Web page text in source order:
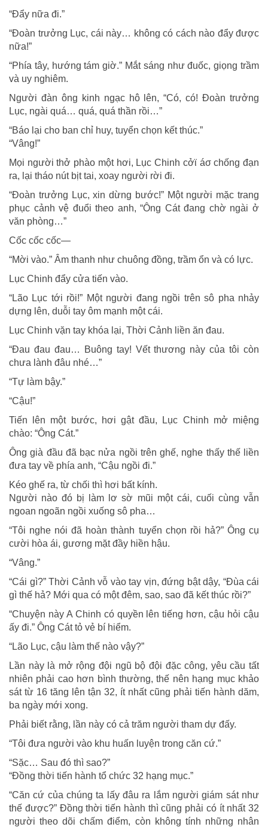
“Đẩy nữa đi.”
“Đoàn trưởng Lục, cái này… không có cách nào đẩy được
nữa!”
“Phía tây, hướng tám giờ.” Mắt sáng như đuốc, giọng trầm
và uy nghiêm.
Người đàn ông kinh ngạc hô lên, “Có, có! Đoàn trưởng
Lục, ngài quá… quá, quá thần rồi…”
“Báo lại cho ban chỉ huy, tuyển chọn kết thúc.”
“Vâng!”
Mọi người thở phào một hơi, Lục Chinh cởϊ áσ chống đạn
ra, lại tháo nút bịt tai, xoay người rời đi.
“Đoàn trưởng Lục, xin dừng bước!” Một người mặc trang
phục cảnh vệ đuổi theo anh, “Ông Cát đang chờ ngài ở
văn phòng…”
Cốc cốc cốc—
“Mời vào.” Âm thanh như chuông đồng, trầm ổn và có lực.
Lục Chinh đẩy cửa tiến vào.
“Lão Lục tới rồi!” Một người đang ngồi trên sô pha nhảy
dựng lên, duỗi tay ôm mạnh một cái.
Lục Chinh vặn tay khóa lại, Thời Cảnh liền ăn đau.
“Đau đau đau… Buông tay! Vết thương này của tôi còn
chưa lành đâu nhé…”
“Tự làm bậy.”
“Cậu!”
Tiến lên một bước, hơi gật đầu, Lục Chinh mở miệng
chào: “Ông Cát.”
Ông già đầu đã bạc nửa ngồi trên ghế, nghe thấy thế liền
đưa tay về phía anh, “Cậu ngồi đi.”
Kéo ghế ra, từ chối thì hơi bất kính.
Người nào đó bị làm lơ sờ mũi một cái, cuối cùng vẫn
ngoan ngoãn ngồi xuống sô pha…
“Tôi nghe nói đã hoàn thành tuyển chọn rồi hả?” Ông cụ
cười hòa ái, gương mặt đầy hiền hậu.
“Vâng.”
“Cái gì?” Thời Cảnh vỗ vào tay vịn, đứng bật dậy, “Đùa cái
gì thế hả? Mới qua có một đêm, sao, sao đã kết thúc rồi?”
“Chuyện này A Chinh có quyền lên tiếng hơn, cậu hỏi cậu
ấy đi.” Ông Cát tỏ vẻ bí hiểm.
“Lão Lục, cậu làm thế nào vậy?”
Lần này là mở rộng đội ngũ bộ đội đặc công, yêu cầu tất
nhiên phải cao hơn bình thường, thế nên hạng mục khảo
sát từ 16 tăng lên tận 32, ít nhất cũng phải tiến hành dăm,
ba ngày mới xong.
Phải biết rằng, lần này có cả trăm người tham dự đấy.
“Tôi đưa người vào khu huấn luyện trong căn cứ.”
“Sặc… Sau đó thì sao?”
“Đồng thời tiến hành tổ chức 32 hạng mục.”
“Căn cứ của chúng ta lấy đâu ra lắm người giám sát như
thế được?” Đồng thời tiến hành thì cũng phải có ít nhất 32
người theo dõi chấm điểm, còn không tính những nhân